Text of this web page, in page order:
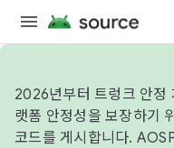
2026년부터 트렁크 안정
랫폼 안정성을 보장하기
코드를 게시합니다.